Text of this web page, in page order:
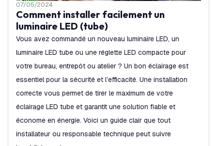
07/05/2024
Comment installer facilement un
luminaire LED (tube)
Vous avez commandé un nouveau luminaire LED, un
luminaire LED tube ou une réglette LED compacte pour
votre bureau, entrepôt ou atelier ? Un bon éclairage est
essentiel pour la sécurité et l’efficacité. Une installation
correcte vous permet de tirer le maximum de votre
éclairage LED tube et garantit une solution fiable et
économe en énergie. Voici un guide clair que tout
installateur ou responsable technique peut suivre